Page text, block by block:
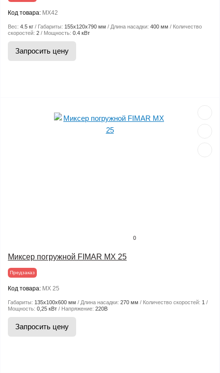
Код товара: MX42
Вес: 4.5 кг Габариты: 155х120х790 мм Длина насадки: 400 мм
Количество
скоростей: 2 Мощность: 0.4 кВт
Запросить цену
0
Миксер погружной FIMAR MX 25
Предзаказ
Код товара: MX 25
Габариты: 135х100х600 мм Длина насадки: 270 мм Количество скоростей: 1
Мощность: 0,25 кВт Напряжение: 220В
Запросить цену